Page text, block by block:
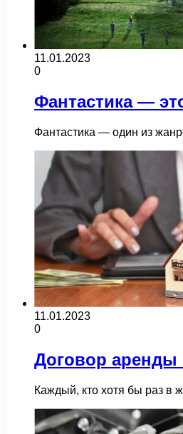
11.01.2023
0
Фантастика —
Фантастика — один из
11.01.2023
0
Договор аренды
Каждый, кто хотя бы раз в